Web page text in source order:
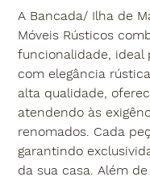
A Bancada/ Ilha de
Móveis Rústicos
funcionalidade, ideal
com elegância
alta qualidade,
atendendo às
renomados. Cada
garantindo
da sua casa. Além